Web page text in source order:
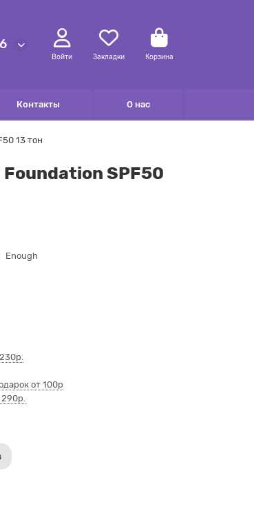
Войти Закладки Корзина
Контакты О нас
13 тон
Foundation SPF50
Enough
от 100р
290р.